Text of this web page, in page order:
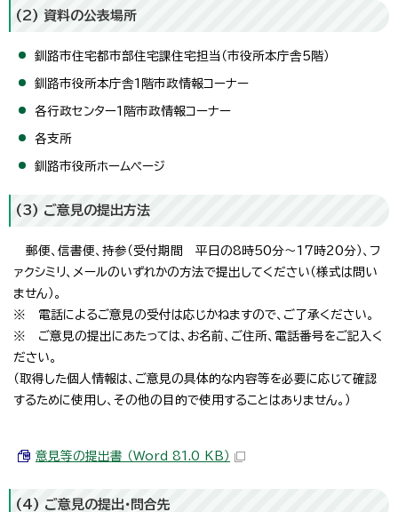
(2) 資料の公表場所
釧路市住宅都市部住宅課住宅担当（市役所本庁舎5階）
釧路市役所本庁舎1階市政情報コーナー
各行政センター1階市政情報コーナー
各支所
釧路市役所ホームページ
(3) ご意見の提出方法
郵便、信書便、持参（受付期間 平日の8時50分～17時20分）、フ
ァクシミリ、メールのいずれかの方法で提出してください（様式は問い
ません）。
※ 電話によるご意見の受付は応じかねますので、ご了承ください。
※ ご意見の提出にあたっては、お名前、ご住所、電話番号をご記入く
ださい。
（取得した個人情報は、ご意見の具体的な内容等を必要に応じて確認
するために使用し、その他の目的で使用することはありません。）
意見等の提出書 （Word 81.0 KB）
(4) ご意見の提出・問合先